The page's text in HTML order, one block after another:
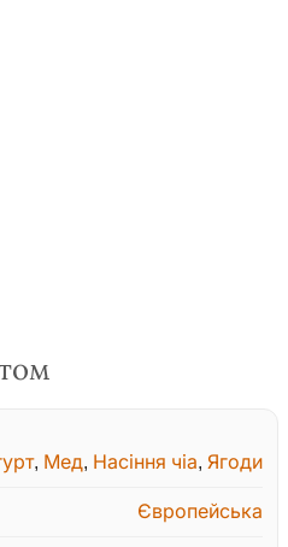
, Мед, Насіння чіа, Ягоди
Європейська